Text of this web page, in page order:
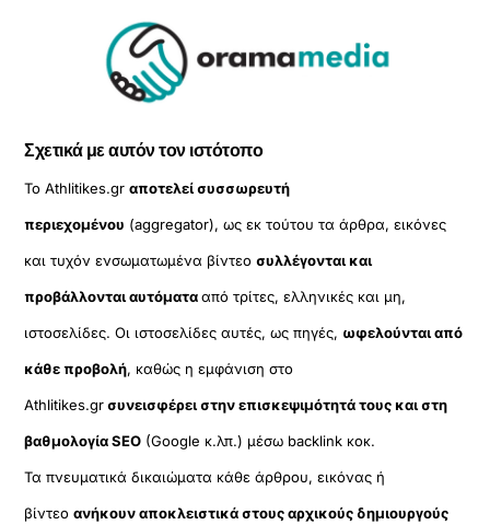
Σχετικά με αυτόν τον ιστότοπο
Το Athlitikes.grαποτελεί συσσωρευτή
περιεχομένου (aggregator), ως εκ τούτου τα άρθρα, εικόνες
και τυχόν ενσωματωμένα βίντεοσυλλέγονται και
προβάλλονται αυτόματααπό τρίτες, ελληνικές και μη,
ιστοσελίδες. Οι ιστοσελίδες αυτές, ως πηγές, ωφελούνται από
κάθε προβολή, καθώς η εμφάνιση στο
Athlitikes.grσυνεισφέρει στην επισκεψιμότητά τους και στη
βαθμολογία SEO (Google κ.λπ.) μέσω backlink κοκ.
Τα πνευματικά δικαιώματα κάθε άρθρου, εικόνας ή
βίντεοανήκουν αποκλειστικά στους αρχικούς δημιουργούς